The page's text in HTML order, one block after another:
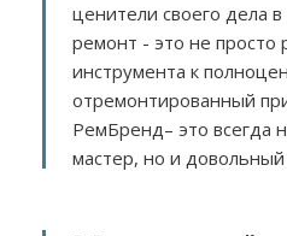
ценители своего дела
ремонт - это не просто
инструмента к
отремонтированный
РемБренд– это всегда
мастер, но и довольный